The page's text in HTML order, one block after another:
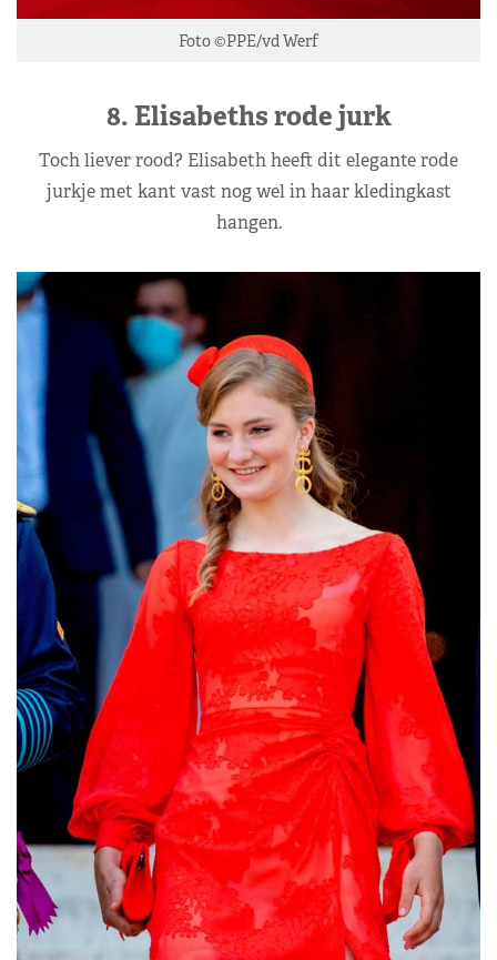
Foto ©PPE/vd Werf
8. Elisabeths rode jurk
Toch liever rood? Elisabeth heeft dit elegante rode
jurkje met kant vast nog wel in haar kledingkast
hangen.